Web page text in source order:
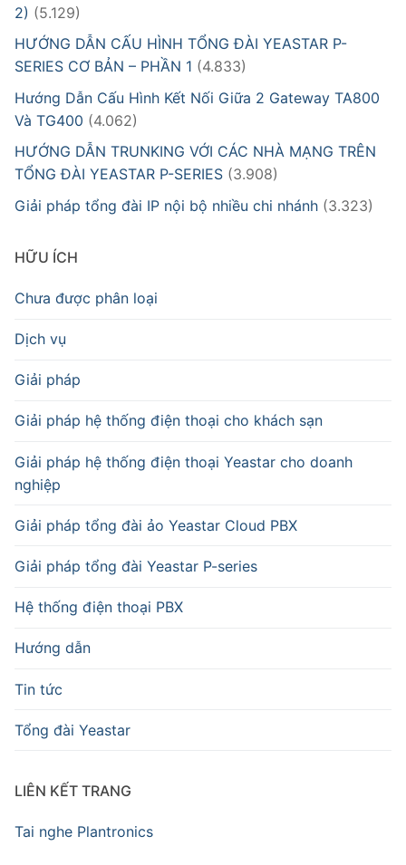
2) (5.129)
HƯỚNG DẪN CẤU HÌNH TỔNG ĐÀI YEASTAR P-
SERIES CƠ BẢN – PHẦN 1 (4.833)
Hướng Dẫn Cấu Hình Kết Nối Giữa 2 Gateway TA800
Và TG400 (4.062)
HƯỚNG DẪN TRUNKING VỚI CÁC NHÀ MẠNG TRÊN
TỔNG ĐÀI YEASTAR P-SERIES (3.908)
Giải pháp tổng đài IP nội bộ nhiều chi nhánh (3.323)
HỮU ÍCH
Chưa được phân loại
Dịch vụ
Giải pháp
Giải pháp hệ thống điện thoại cho khách sạn
Giải pháp hệ thống điện thoại Yeastar cho doanh
nghiệp
Giải pháp tổng đài ảo Yeastar Cloud PBX
Giải pháp tổng đài Yeastar P-series
Hệ thống điện thoại PBX
Hướng dẫn
Tin tức
Tổng đài Yeastar
LIÊN KẾT TRANG
Tai nghe Plantronics